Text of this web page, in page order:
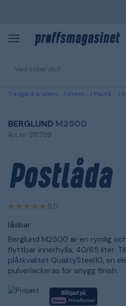
Trädgård & utemiljö Utemiljö Postlådor
BERGLUND M2500
Art.nr: 3111799
Postlåda
5,0
låsbar
Berglund M2500 är en rymlig
flyttbar innerhylla, 40/65 liter.
plåtkvalitet QualitySteel10, en
pulverlackeras för snygg finish.